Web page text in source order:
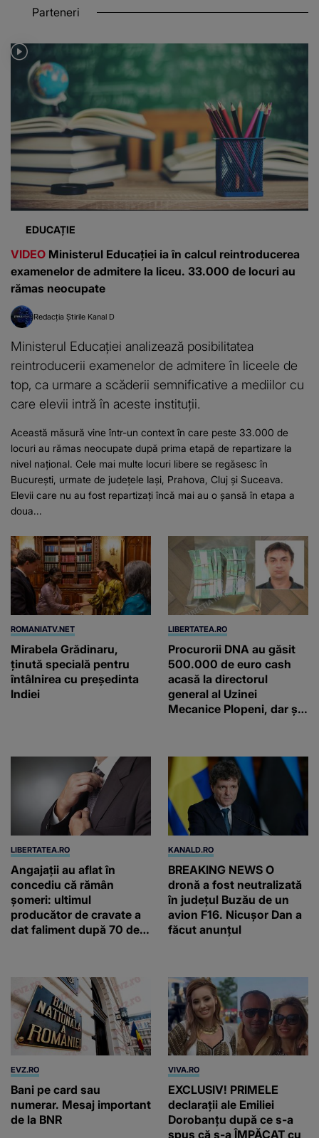
Parteneri
EDUCAȚIE
VIDEO Ministerul Educației ia în calcul reintroducerea
examenelor de admitere la liceu. 33.000 de locuri au
rămas neocupate
Redacția Știrile Kanal D
Ministerul Educației analizează posibilitatea
reintroducerii examenelor de admitere în liceele de
top, ca urmare a scăderii semnificative a mediilor cu
care elevii intră în aceste instituții.
Această măsură vine într-un context în care peste 33.000 de
locuri au rămas neocupate după prima etapă de repartizare la
nivel național. Cele mai multe locuri libere se regăsesc în
București, urmate de județele Iași, Prahova, Cluj și Suceava.
Elevii care nu au fost repartizați încă mai au o șansă în etapa a
doua...
ROMANIATV.NET
Mirabela Grădinaru,
ţinută specială pentru
întâlnirea cu preşedinta
Indiei
LIBERTATEA.RO
Procurorii DNA au găsit
500.000 de euro cash
acasă la directorul
general al Uzinei
Mecanice Plopeni, dar și
LIBERTATEA.RO
Angajații au aflat în
concediu că rămân
șomeri: ultimul
producător de cravate a
dat faliment după 70 de
KANALD.RO
BREAKING NEWS O
dronă a fost neutralizată
în județul Buzău de un
avion F16. Nicușor Dan a
făcut anunțul
EVZ.RO
Bani pe card sau
numerar. Mesaj important
de la BNR
VIVA.RO
EXCLUSIV! PRIMELE
declarații ale Emiliei
Dorobanțu după ce s-a
spus că s-a ÎMPĂCAT cu